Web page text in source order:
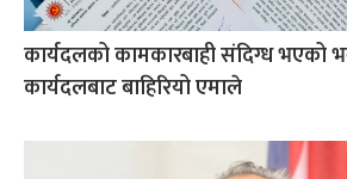
कार्यदलको कामकारबाही संदिग्ध भएको
कार्यदलबाट बाहिरियो एमाले